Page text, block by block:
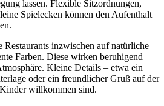
lassen. Flexible Sitzordnungen,
Spielecken können den Aufenthalt
Restaurants inzwischen auf natürliche
Farben. Diese wirken beruhigend
Kleine Details – etwa ein
oder ein freundlicher Gruß auf der
willkommen sind.